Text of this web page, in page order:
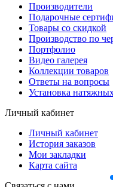
Производители
Подарочные
Товары со скидкой
Производство по
Портфолио
Видео галерея
Коллекции товаров
Ответы на вопросы
Установка
Личный кабинет
Личный кабинет
История заказов
Мои закладки
Карта сайта